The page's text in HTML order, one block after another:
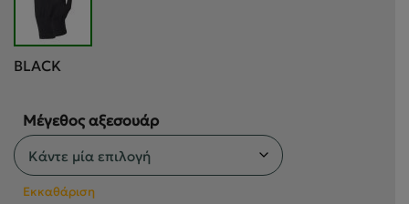
BLACK
Μέγεθος αξεσουάρ
Εκκαθάριση